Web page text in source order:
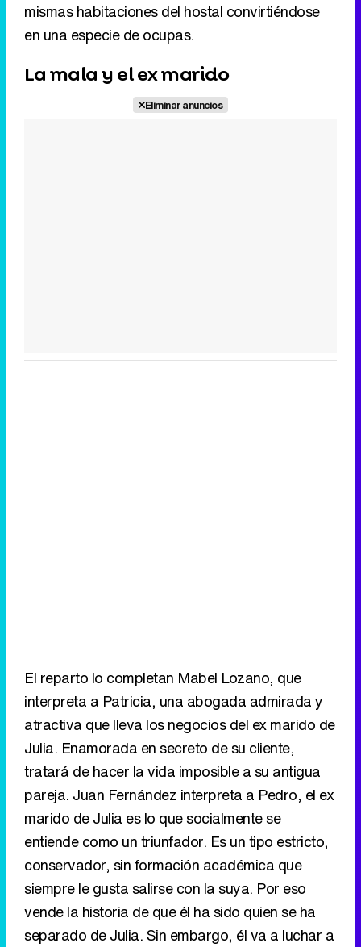
mismas habitaciones del hostal convirtiéndose
en una especie de ocupas.
La mala y el ex marido
Eliminar anuncios
El reparto lo completan Mabel Lozano, que
interpreta a Patricia, una abogada admirada y
atractiva que lleva los negocios del ex marido de
Julia. Enamorada en secreto de su cliente,
tratará de hacer la vida imposible a su antigua
pareja. Juan Fernández interpreta a Pedro, el ex
marido de Julia es lo que socialmente se
entiende como un triunfador. Es un tipo estricto,
conservador, sin formación académica que
siempre le gusta salirse con la suya. Por eso
vende la historia de que él ha sido quien se ha
separado de Julia. Sin embargo, él va a luchar a